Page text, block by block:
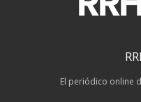
El periódico online